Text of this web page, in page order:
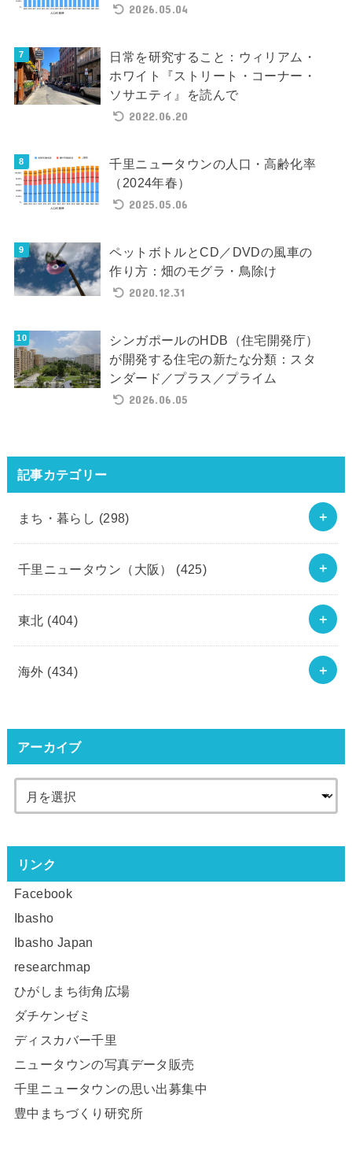
2026.05.04
日常を研究すること：ウィリアム・
ホワイト『ストリート・コーナー・
ソサエティ』を読んで
2022.06.20
千里ニュータウンの人口・高齢化率
（2024年春）
2025.05.06
ペットボトルとCD／DVDの風車の
作り方：畑のモグラ・鳥除け
2020.12.31
シンガポールのHDB（住宅開発庁）
が開発する住宅の新たな分類：スタ
ンダード／プラス／プライム
2026.06.05
記事カテゴリー
まち・暮らし (298)
千里ニュータウン（大阪） (425)
東北 (404)
海外 (434)
アーカイブ
リンク
Facebook
Ibasho
Ibasho Japan
researchmap
ひがしまち街角広場
ダチケンゼミ
ディスカバー千里
ニュータウンの写真データ販売
千里ニュータウンの思い出募集中
豊中まちづくり研究所